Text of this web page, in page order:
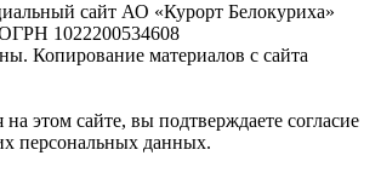
сайт АО «Курорт Белокуриха»
1022200534608
Копирование материалов с сайта
на этом сайте, вы подтверждаете согласие
персональных данных.